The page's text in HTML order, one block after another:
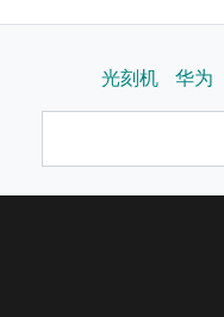
光刻机 华为